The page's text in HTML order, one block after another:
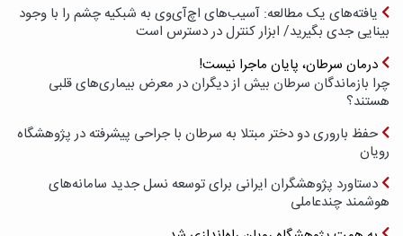
یافته‌های یک مطالعه: آسیب‌های اچ‌آی‌وی به شبکیه چشم را با وجود
بینایی جدی بگیرید/ ابزار کنترل در دسترس است
درمان سرطان، پایان ماجرا نیست!
چرا بازماندگان سرطان بیش از دیگران در معرض بیماری‌های قلبی
هستند؟
حفظ باروری دو دختر مبتلا به سرطان با جراحی پیشرفته در پژوهشگاه
رویان
دستاورد پژوهشگران ایرانی برای توسعه نسل جدید سامانه‌های
هوشمند چندعاملی